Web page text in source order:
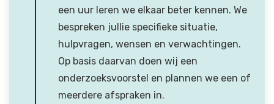
een uur leren we elkaar beter kennen. We
bespreken jullie specifieke situatie,
hulpvragen, wensen en verwachtingen.
Op basis daarvan doen wij een
onderzoeksvoorstel en plannen we een of
meerdere afspraken in.